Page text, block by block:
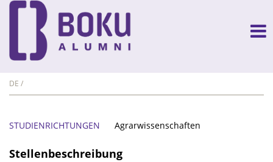
DE
STUDIENRICHTUNGEN Agrarwissenschaften
Stellenbeschreibung